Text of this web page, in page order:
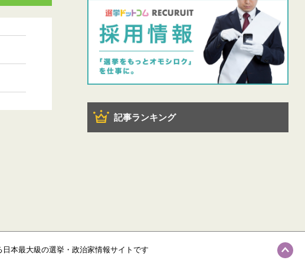
記事ランキング
本最大級の選挙・政治家情報サイトです